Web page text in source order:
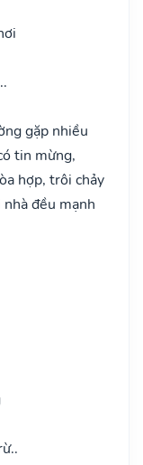
gặp nhiều
tin mừng,
hợp, trôi chảy
đều mạnh